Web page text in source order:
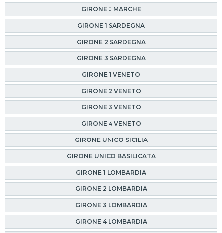
GIRONE J MARCHE
GIRONE 1 SARDEGNA
GIRONE 2 SARDEGNA
GIRONE 3 SARDEGNA
GIRONE 1 VENETO
GIRONE 2 VENETO
GIRONE 3 VENETO
GIRONE 4 VENETO
GIRONE UNICO SICILIA
GIRONE UNICO BASILICATA
GIRONE 1 LOMBARDIA
GIRONE 2 LOMBARDIA
GIRONE 3 LOMBARDIA
GIRONE 4 LOMBARDIA